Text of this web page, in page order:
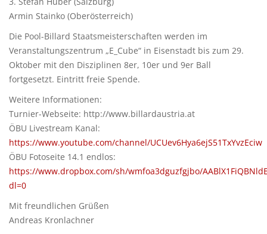
Armin Stainko (Oberösterreich)
Die Pool-Billard Staatsmeisterschaften werden im
Veranstaltungszentrum „E_Cube“ in Eisenstadt bis zum 29.
Oktober mit den Disziplinen 8er, 10er und 9er Ball
fortgesetzt. Eintritt freie Spende.
Weitere Informationen:
Turnier-Webseite: http://www.billardaustria.at
ÖBU Livestream Kanal:
https://www.youtube.com/channel/UCUev6Hya6ejS51TxYvzEciw
ÖBU Fotoseite 14.1 endlos:
https://www.dropbox.com/sh/wmfoa3dguzfgjbo/
dl=0
Mit freundlichen Grüßen
Andreas Kronlachner